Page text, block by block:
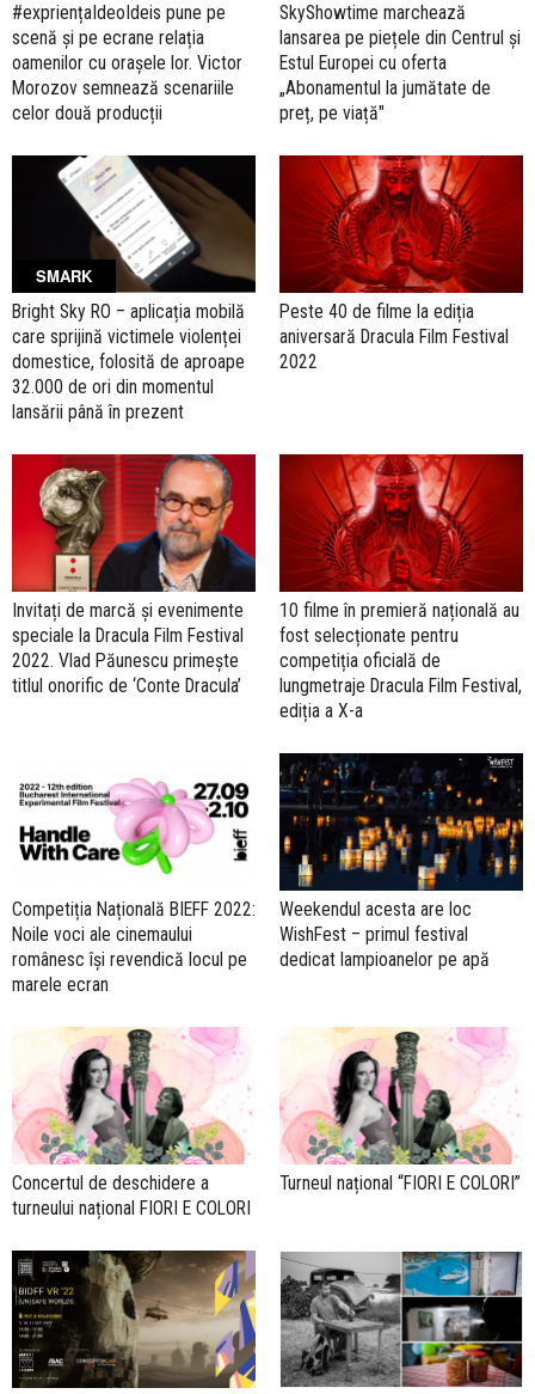
#expriențaIdeoIdeis pune pe
scenă și pe ecrane relația
oamenilor cu orașele lor. Victor
Morozov semnează scenariile
celor două producții
SkyShowtime marchează
lansarea pe piețele din Centrul și
Estul Europei cu oferta
„Abonamentul la jumătate de
preț, pe viață"
SMARK
Bright Sky RO – aplicația mobilă
care sprijină victimele violenței
domestice, folosită de aproape
32.000 de ori din momentul
lansării până în prezent
Peste 40 de filme la ediția
aniversară Dracula Film Festival
2022
Invitați de marcă și evenimente
speciale la Dracula Film Festival
2022. Vlad Păunescu primește
titlul onorific de ‘Conte Dracula’
10 filme în premieră națională au
fost selecționate pentru
competiția oficială de
lungmetraje Dracula Film Festival,
ediția a X-a
Competiția Națională BIEFF 2022:
Noile voci ale cinemaului
românesc își revendică locul pe
marele ecran
Weekendul acesta are loc
WishFest – primul festival
dedicat lampioanelor pe apă
Concertul de deschidere a
turneului național FIORI E COLORI
Turneul național “FIORI E COLORI”